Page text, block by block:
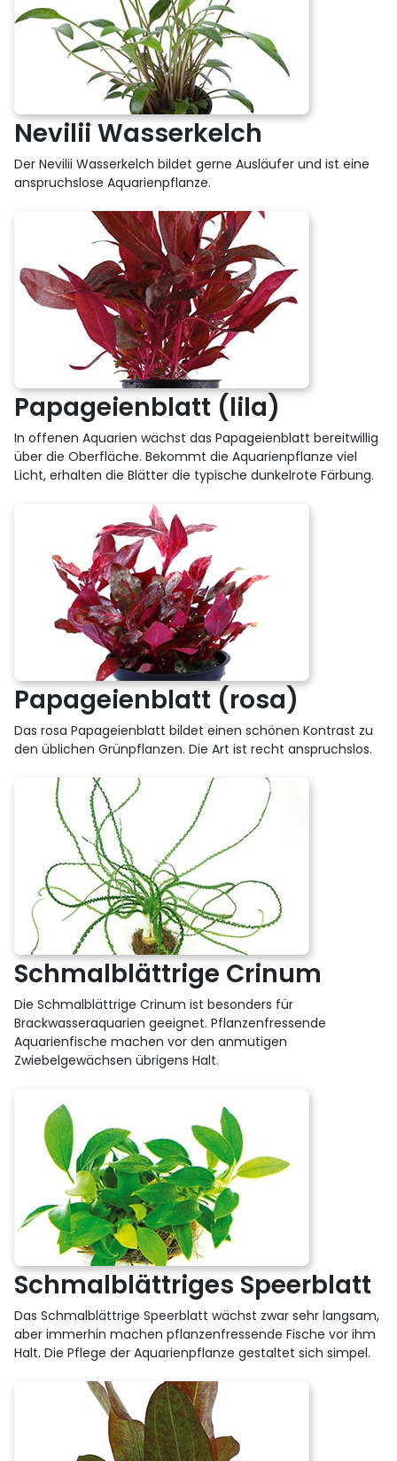
Nevilii Wasserkelch
Der Nevilii Wasserkelch bildet gerne Ausläufer und ist eine
anspruchslose Aquarienpflanze.
Papageienblatt (lila)
In offenen Aquarien wächst das Papageienblatt bereitwillig
über die Oberfläche. Bekommt die Aquarienpflanze viel
Licht, erhalten die Blätter die typische dunkelrote Färbung.
Papageienblatt (rosa)
Das rosa Papageienblatt bildet einen schönen Kontrast zu
den üblichen Grünpflanzen. Die Art ist recht anspruchslos.
Schmalblättrige Crinum
Die Schmalblättrige Crinum ist besonders für
Brackwasseraquarien geeignet. Pflanzenfressende
Aquarienfische machen vor den anmutigen
Zwiebelgewächsen übrigens Halt.
Schmalblättriges Speerblatt
Das Schmalblättrige Speerblatt wächst zwar sehr langsam,
aber immerhin machen pflanzenfressende Fische vor ihm
Halt. Die Pflege der Aquarienpflanze gestaltet sich simpel.